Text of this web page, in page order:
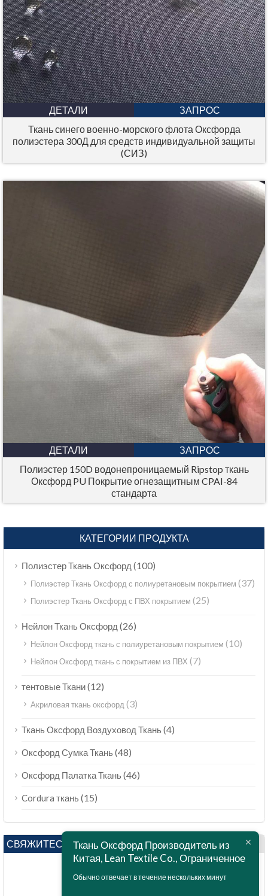
ДЕТАЛИ
ЗАПРОС
Ткань синего военно-морского флота Оксфорда
полиэстера 300Д для средств индивидуальной защиты
(СИЗ)
ДЕТАЛИ
ЗАПРОС
Полиэстер 150D водонепроницаемый Ripstop ткань
Оксфорд PU Покрытие огнезащитным CPAI-84
стандарта
КАТЕГОРИИ ПРОДУКТА
Полиэстер Ткань Оксфорд (100)
Полиэстер Ткань Оксфорд с полиуретановым покрытием (37)
Полиэстер Ткань Оксфорд с ПВХ покрытием (25)
Нейлон Ткань Оксфорд (26)
Нейлон Оксфорд ткань с полиуретановым покрытием (10)
Нейлон Оксфорд ткань с покрытием из ПВХ (7)
тентовые Ткани(12)
Акриловая ткань оксфорд (3)
Ткань Оксфорд Воздуховод Ткань(4)
Оксфорд Сумка Ткань(48)
Оксфорд Палатка Ткань(46)
Cordura ткань(15)
СВЯЖИТЕСЬ С НАМИТкань Оксфорд Производитель из
Китая, Lean Textile Co., Ограниченное
Обычно отвечает в течение нескольких минут